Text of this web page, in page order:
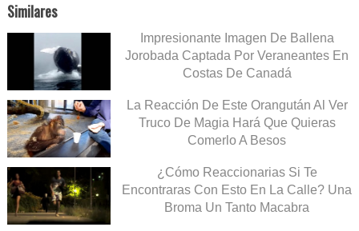
Similares
Impresionante Imagen De Ballena
Jorobada Captada Por Veraneantes En
Costas De Canadá
La Reacción De Este Orangután Al Ver
Truco De Magia Hará Que Quieras
Comerlo A Besos
¿Cómo Reaccionarias Si Te
Encontraras Con Esto En La Calle? Una
Broma Un Tanto Macabra